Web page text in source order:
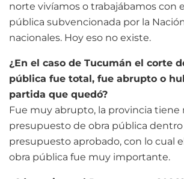
norte vivíamos o trabajábamos con
pública subvencionada por la
nacionales. Hoy eso no existe.
¿En el caso de Tucumán el corte
pública fue total, fue abrupto o
partida que quedó?
Fue muy abrupto, la provincia tiene
presupuesto de obra pública dentro
presupuesto aprobado, con lo cual
obra pública fue muy importante.